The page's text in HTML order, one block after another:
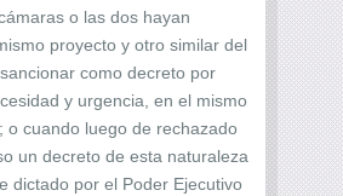
o las dos hayan
proyecto y otro similar del
como decreto por
y urgencia, en el mismo
o cuando luego de rechazado
un decreto de esta naturaleza
dictado por el Poder Ejecutivo